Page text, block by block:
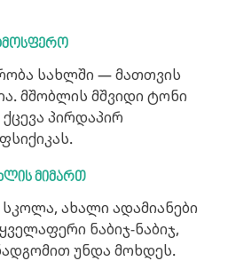
სახლში — მათთვის
მშობლის მშვიდი ტონი
პირდაპირ
მიმართ
ახალი ადამიანები
ნაბიჯ-ნაბიჯ,
უნდა მოხდეს.